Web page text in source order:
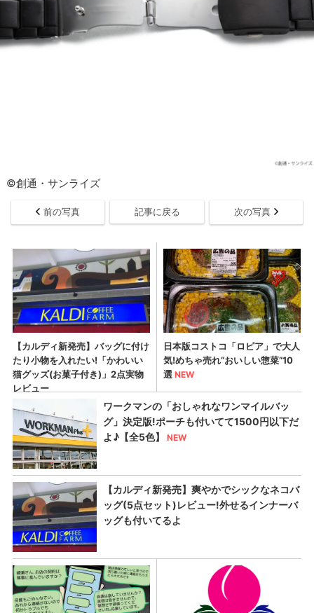
©創通・サンライズ
前の写真 記事に戻る 次の写真